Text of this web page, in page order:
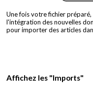
Une fois votre fichier
l'intégration des nouvelles
pour importer des articles
Affichez les "Imports"